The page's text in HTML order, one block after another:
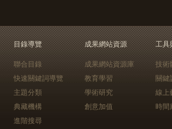
目錄導覽
聯合目錄
快速關鍵詞導覽
主題分類
典藏機構
進階搜尋
成果網站資源
成果網站資源庫
教育學習
學術研究
創意加值
工具
技術
關鍵
線上
時間